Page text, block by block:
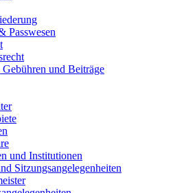
Passwesen
Gebühren und Beiträge
und Institutionen
Sitzungsangelegenheiten